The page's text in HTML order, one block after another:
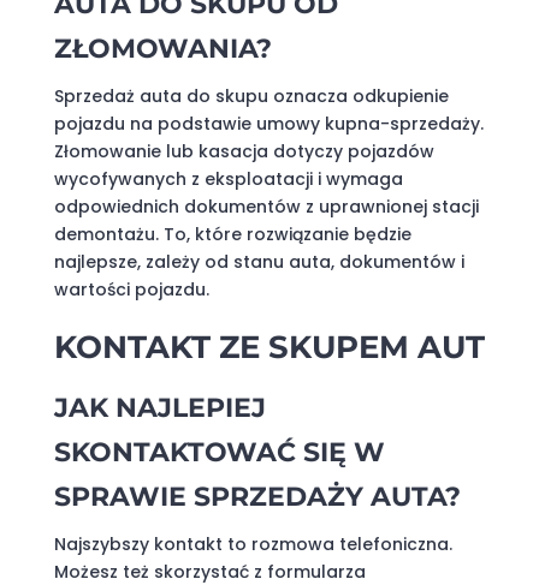
ZŁOMOWANIA?
Sprzedaż auta do skupu oznacza odkupienie
pojazdu na podstawie umowy kupna-sprzedaży.
Złomowanie lub kasacja dotyczy pojazdów
wycofywanych z eksploatacji i wymaga
odpowiednich dokumentów z uprawnionej stacji
demontażu. To, które rozwiązanie będzie
najlepsze, zależy od stanu auta, dokumentów i
wartości pojazdu.
KONTAKT ZE SKUPEM AUT
JAK NAJLEPIEJ
SKONTAKTOWAĆ SIĘ W
SPRAWIE SPRZEDAŻY AUTA?
Najszybszy kontakt to rozmowa telefoniczna.
Możesz też skorzystać z formularza